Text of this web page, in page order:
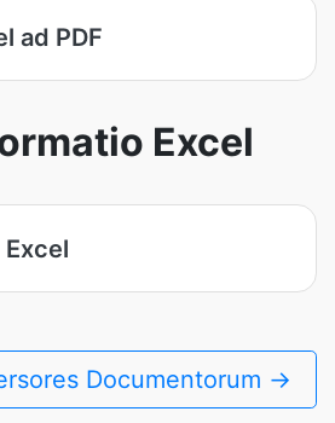
ad PDF
Excel
Excel
Documentorum →